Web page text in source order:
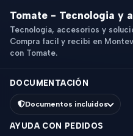
Tomate - Tecnologia y
Tecnologia, accesorios y
Compra facil y recibi en
con Tomate.
DOCUMENTACIÓN
Documentos incluidos
AYUDA CON PEDIDOS